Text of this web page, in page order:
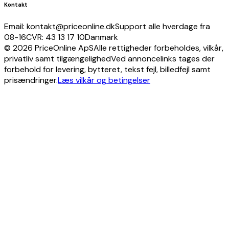
Kontakt
Email: kontakt@priceonline.dkSupport alle hverdage fra
08-16CVR: 43 13 17 10Danmark
© 2026 PriceOnline ApSAlle rettigheder forbeholdes, vilkår,
privatliv samt tilgængelighedVed annoncelinks tages der
forbehold for levering, bytteret, tekst fejl, billedfejl samt
prisændringer.Læs vilkår og betingelser